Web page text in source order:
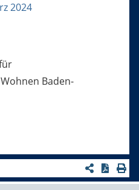
2024
Baden-